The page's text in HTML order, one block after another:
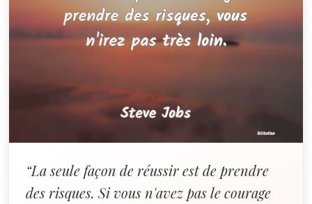
“La seule façon de réussir est de prendre
des risques. Si vous n'avez pas le courage